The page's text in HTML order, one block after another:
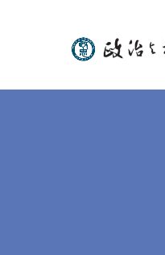
政治與